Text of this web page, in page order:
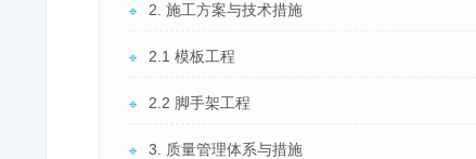
🔹 2. 施工方案与技术措施
🔹 2.1 模板工程
🔹 2.2 脚手架工程
🔹 3. 质量管理体系与措施